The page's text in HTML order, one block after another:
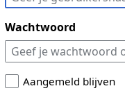
Wachtwoord
Aangemeld blijven